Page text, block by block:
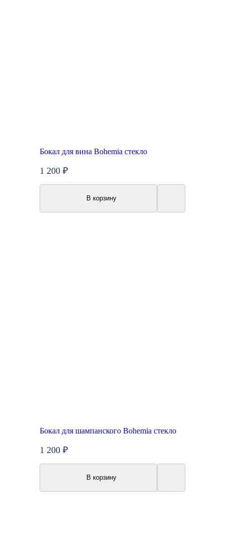
Бокал для вина Bohemia стекло
1 200 ₽
В корзину
Бокал для шампанского Bohemia стекло
1 200 ₽
В корзину